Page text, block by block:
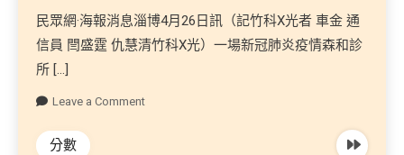
民眾網·海報消息淄博4月26日訊（記竹科X光者 車金 通
信員 閆盛霆 仇慧清竹科X光）一場新冠肺炎疫情森和診
所 […]
Leave a Comment
分數